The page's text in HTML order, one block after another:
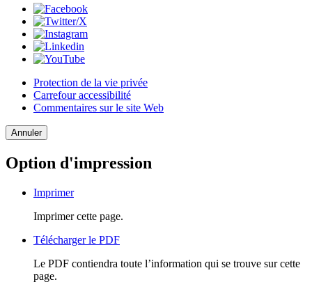
Protection de la vie privée
Carrefour accessibilité
Commentaires sur le site Web
Annuler
Option d'impression
Imprimer
Imprimer cette page.
Télécharger le PDF
Le PDF contiendra toute l’information qui se trouve sur cette
page.